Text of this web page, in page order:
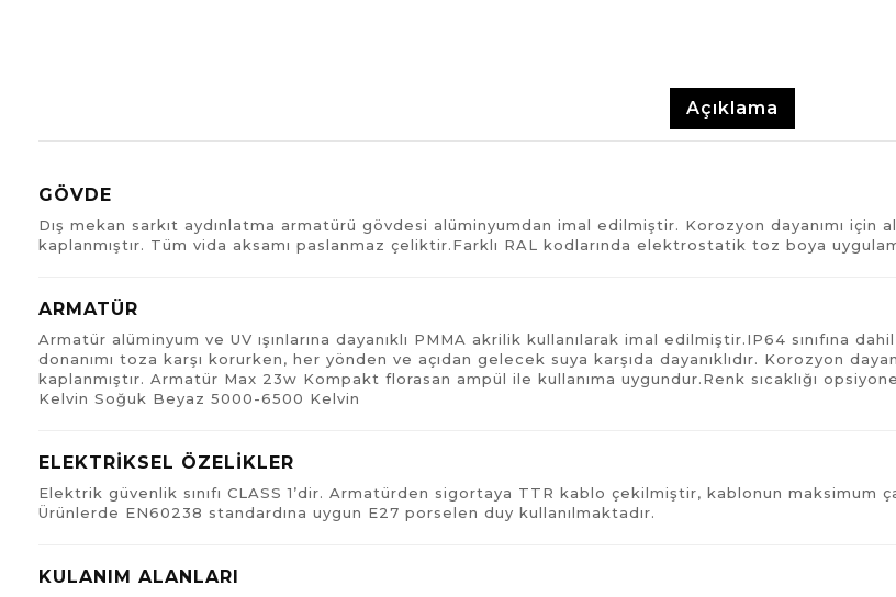
Açıklama
GÖVDE
Dış mekan sarkıt aydınlatma armatürü gövdesi alüminyumdan imal edilmiştir. Korozyon dayanımı için
kaplanmıştır. Tüm vida aksamı paslanmaz çeliktir.Farklı RAL kodlarında elektrostatik toz boya
ARMATÜR
Armatür alüminyum ve UV ışınlarına dayanıklı PMMA akrilik kullanılarak imal edilmiştir.IP64 sınıfına
donanımı toza karşı korurken, her yönden ve açıdan gelecek suya karşıda dayanıklıdır. Korozyon
kaplanmıştır. Armatür Max 23w Kompakt florasan ampül ile kullanıma uygundur.Renk sıcaklığı
Kelvin Soğuk Beyaz 5000-6500 Kelvin
ELEKTRİKSEL ÖZELİKLER
Elektrik güvenlik sınıfı CLASS 1’dir. Armatürden sigortaya TTR kablo çekilmiştir, kablonun maksimum
Ürünlerde EN60238 standardına uygun E27 porselen duy kullanılmaktadır.
KULANIM ALANLARI